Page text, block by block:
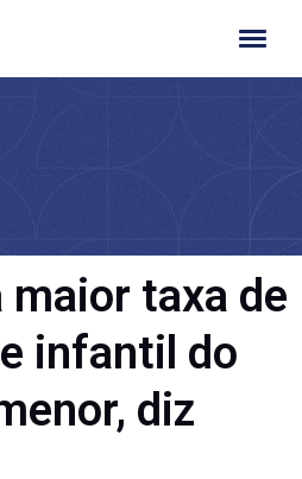
taxa de
infantil do
diz